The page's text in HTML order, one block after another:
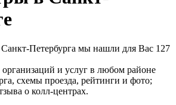
Петербурга мы нашли для Вас 127
и услуг в любом районе
схемы проезда, рейтинги и фото;
о колл-центрах.